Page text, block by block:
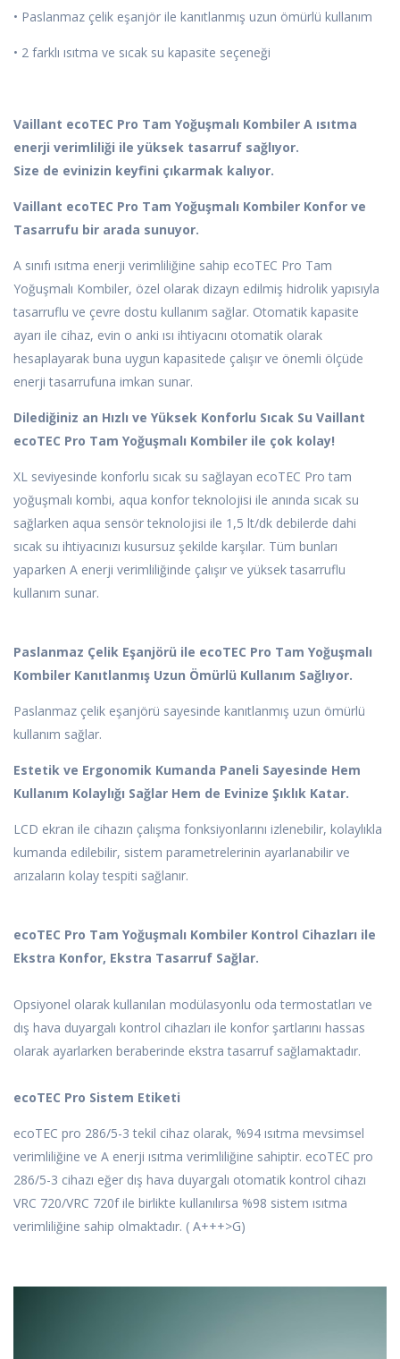
• Paslanmaz çelik eşanjör ile kanıtlanmış uzun ömürlü kullanım
• 2 farklı ısıtma ve sıcak su kapasite seçeneği
Vaillant ecoTEC Pro Tam Yoğuşmalı Kombiler A ısıtma
enerji verimliliği ile yüksek tasarruf sağlıyor.
Size de evinizin keyfini çıkarmak kalıyor.
Vaillant ecoTEC Pro Tam Yoğuşmalı Kombiler Konfor ve
Tasarrufu bir arada sunuyor.
A sınıfı ısıtma enerji verimliliğine sahip ecoTEC Pro Tam
Yoğuşmalı Kombiler, özel olarak dizayn edilmiş hidrolik yapısıyla
tasarruflu ve çevre dostu kullanım sağlar. Otomatik kapasite
ayarı ile cihaz, evin o anki ısı ihtiyacını otomatik olarak
hesaplayarak buna uygun kapasitede çalışır ve önemli ölçüde
enerji tasarrufuna imkan sunar.
Dilediğiniz an Hızlı ve Yüksek Konforlu Sıcak Su Vaillant
ecoTEC Pro Tam Yoğuşmalı Kombiler ile çok kolay!
XL seviyesinde konforlu sıcak su sağlayan ecoTEC Pro tam
yoğuşmalı kombi, aqua konfor teknolojisi ile anında sıcak su
sağlarken aqua sensör teknolojisi ile 1,5 lt/dk debilerde dahi
sıcak su ihtiyacınızı kusursuz şekilde karşılar. Tüm bunları
yaparken A enerji verimliliğinde çalışır ve yüksek tasarruflu
kullanım sunar.
Paslanmaz Çelik Eşanjörü ile ecoTEC Pro Tam Yoğuşmalı
Kombiler Kanıtlanmış Uzun Ömürlü Kullanım Sağlıyor.
Paslanmaz çelik eşanjörü sayesinde kanıtlanmış uzun ömürlü
kullanım sağlar.
Estetik ve Ergonomik Kumanda Paneli Sayesinde Hem
Kullanım Kolaylığı Sağlar Hem de Evinize Şıklık Katar.
LCD ekran ile cihazın çalışma fonksiyonlarını izlenebilir, kolaylıkla
kumanda edilebilir, sistem parametrelerinin ayarlanabilir ve
arızaların kolay tespiti sağlanır.
ecoTEC Pro Tam Yoğuşmalı Kombiler Kontrol Cihazları ile
Ekstra Konfor, Ekstra Tasarruf Sağlar.
Opsiyonel olarak kullanılan modülasyonlu oda termostatları ve
dış hava duyargalı kontrol cihazları ile konfor şartlarını hassas
olarak ayarlarken beraberinde ekstra tasarruf sağlamaktadır.
ecoTEC Pro Sistem Etiketi
ecoTEC pro 286/5-3 tekil cihaz olarak, %94 ısıtma mevsimsel
verimliliğine ve A enerji ısıtma verimliliğine sahiptir. ecoTEC pro
286/5-3 cihazı eğer dış hava duyargalı otomatik kontrol cihazı
VRC 720/VRC 720f ile birlikte kullanılırsa %98 sistem ısıtma
verimliliğine sahip olmaktadır. ( A+++>G)